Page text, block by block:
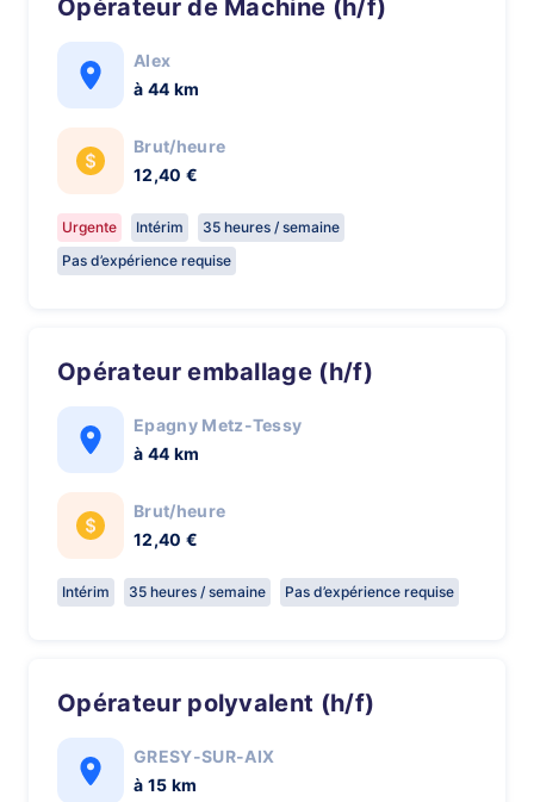
Opérateur de Machine (h/f)
Alex
à 44 km
Brut/heure
12,40 €
Urgente Intérim
35 heures / semaine
Pas d’expérience requise
Opérateur emballage (h/f)
Epagny Metz-Tessy
à 44 km
Brut/heure
12,40 €
Intérim 35 heures / semaine Pas d’expérience requise
Opérateur polyvalent (h/f)
GRESY-SUR-AIX
à 15 km